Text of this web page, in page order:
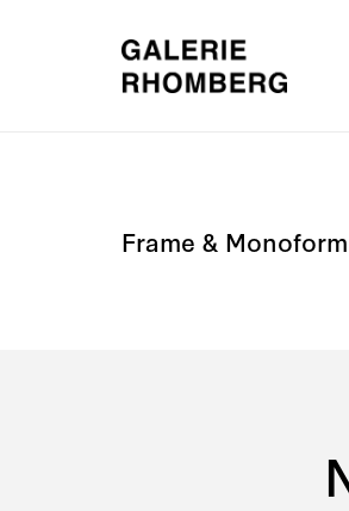
Frame & Monoform